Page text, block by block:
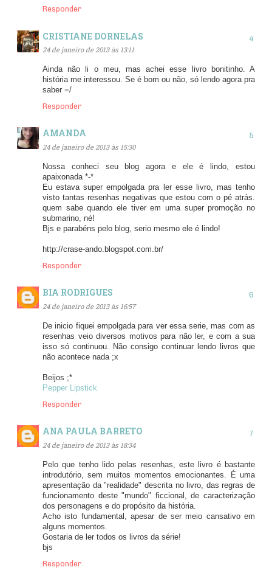
Responder
CRISTIANE DORNELAS
24 de janeiro de 2013 às 13:11
Ainda não li o meu, mas achei esse livro bonitinho. A
história me interessou. Se é bom ou não, só lendo agora pra
saber =/
Responder
AMANDA
24 de janeiro de 2013 às 15:30
Nossa conheci seu blog agora e ele é lindo, estou
apaixonada *-*
Eu estava super empolgada pra ler esse livro, mas tenho
visto tantas resenhas negativas que estou com o pé atrás.
quem sabe quando ele tiver em uma super promoção no
submarino, né!
Bjs e parabéns pelo blog, serio mesmo ele é lindo!
http://crase-ando.blogspot.com.br/
Responder
BIA RODRIGUES
24 de janeiro de 2013 às 16:57
De inicio fiquei empolgada para ver essa serie, mas com as
resenhas veio diversos motivos para não ler, e com a sua
isso só continuou. Não consigo continuar lendo livros que
não acontece nada ;x
Beijos ;*
Pepper Lipstick
Responder
ANA PAULA BARRETO
24 de janeiro de 2013 às 18:34
Pelo que tenho lido pelas resenhas, este livro é bastante
introdutório, sem muitos momentos emocionantes. É uma
apresentação da "realidade" descrita no livro, das regras de
funcionamento deste "mundo" ficcional, de caracterização
dos personagens e do propósito da história.
Acho isto fundamental, apesar de ser meio cansativo em
alguns momentos.
Gostaria de ler todos os livros da série!
bjs
Responder